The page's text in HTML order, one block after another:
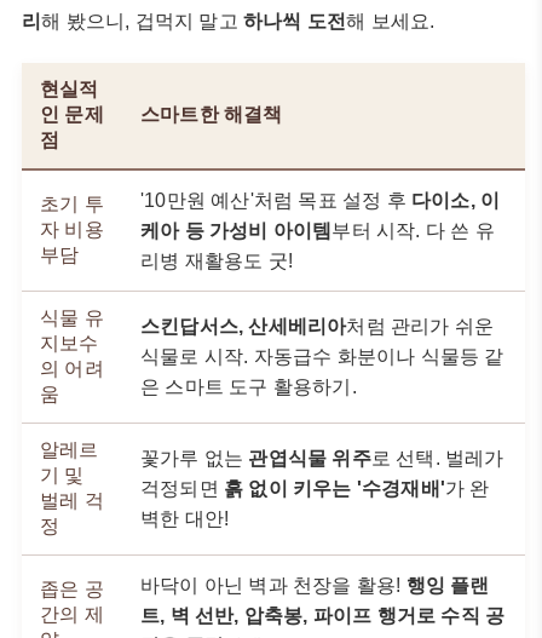
리해 봤으니, 겁먹지 말고하나씩 도전해 보세요.
현실적
인 문제
점
스마트한 해결책
초기 투
자 비용
부담
'10만원 예산'처럼 목표 설정 후 다이소, 이
케아 등 가성비 아이템 부터 시작. 다 쓴 유
리병 재활용도 굿!
식물 유
지보수
의 어려
움
스킨답서스, 산세베리아처럼 관리가 쉬운
식물로 시작. 자동급수 화분이나 식물등 같
은 스마트 도구 활용하기.
알레르
기 및
벌레 걱
정
꽃가루 없는 관엽식물 위주로 선택. 벌레가
걱정되면 흙 없이 키우는 '수경재배'가 완
벽한 대안!
좁은 공
간의 제
바닥이 아닌 벽과 천장을 활용! 행잉 플랜
트, 벽 선반, 압축봉, 파이프 행거로 수직 공